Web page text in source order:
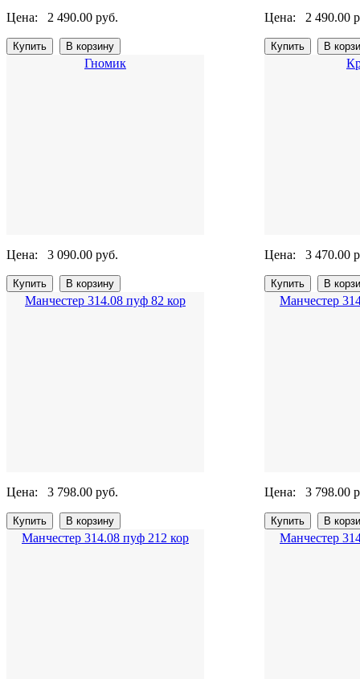
Цена: 2 490.00 руб. Цена: 2 490.00
Гномик
Цена: 3 090.00 руб. Цена: 3 470.00
Манчестер 314.08 пуф 82 кор
Цена: 3 798.00 руб.
Манчестер
Цена: 3 798.00
Манчестер 314.08 пуф 212 кор Манчестер